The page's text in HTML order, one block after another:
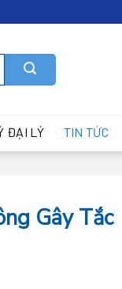
ĐẠI LÝ TIN TỨC
Gây Tắc